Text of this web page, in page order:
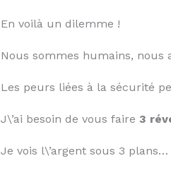
En voilà un dilemme !
Nous sommes humains, nous
Les peurs liées à la sécurité
J\’ai besoin de vous faire 3
Je vois l\’argent sous 3 plans…